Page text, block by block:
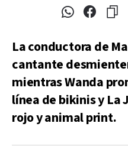
La conductora de
cantante
mientras Wanda
línea de bikinis y La
rojo y animal print.